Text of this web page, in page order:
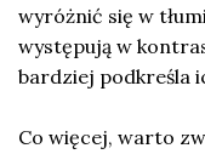
wyróżnić się w
występują w
bardziej podkreśla
Co więcej, warto